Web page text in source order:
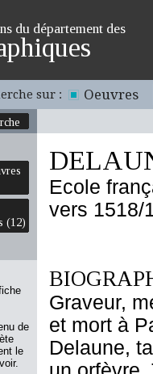
du département des
sur : Oeuvres
(12)
de
le
Ecole
vers 1518/
Graveur,
et mort à
Delaune,